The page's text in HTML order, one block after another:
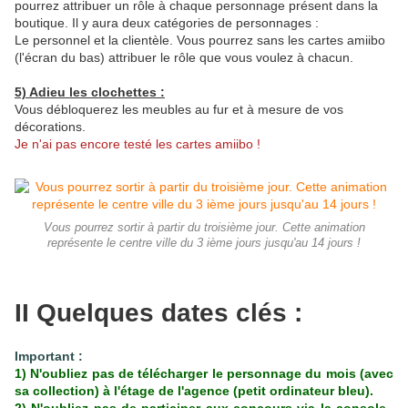
pourrez attribuer un rôle à chaque personnage présent dans la
boutique. Il y aura deux catégories de personnages :
Le personnel et la clientèle. Vous pourrez sans les cartes amiibo
(l'écran du bas) attribuer le rôle que vous voulez à chacun.
5) Adieu les clochettes :
Vous débloquerez les meubles au fur et à mesure de vos
décorations.
Je n'ai pas encore testé les cartes amiibo !
Vous pourrez sortir à partir du troisième jour. Cette animation
représente le centre ville du 3 ième jours jusqu'au 14 jours !
II Quelques dates clés :
Important :
1) N'oubliez pas de télécharger le personnage du mois (avec
sa collection) à l'étage de l'agence (petit ordinateur bleu).